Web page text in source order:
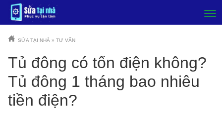
SỬA TẠI NHÀ » TƯ VẤN
Tủ đông có tốn điện không?
Tủ đông 1 tháng bao nhiêu
tiền điện?